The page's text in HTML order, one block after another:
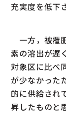
充実度を低下
一方，被覆
素の溶出が遅
対象区に比べ
が少なかった
的に供給され
昇したものと